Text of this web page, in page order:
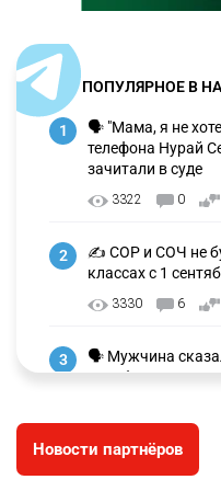
ПОПУЛЯРНОЕ В
1
🗣 "Мама, я не
телефона Нурай
зачитали в суде
3322 0
2
✍️ СОР и СОЧ не
классах с 1
3330 6
3
🗣 Мужчина
заработал
🐏 Скота больше,
Казахстане
Новости партнёров